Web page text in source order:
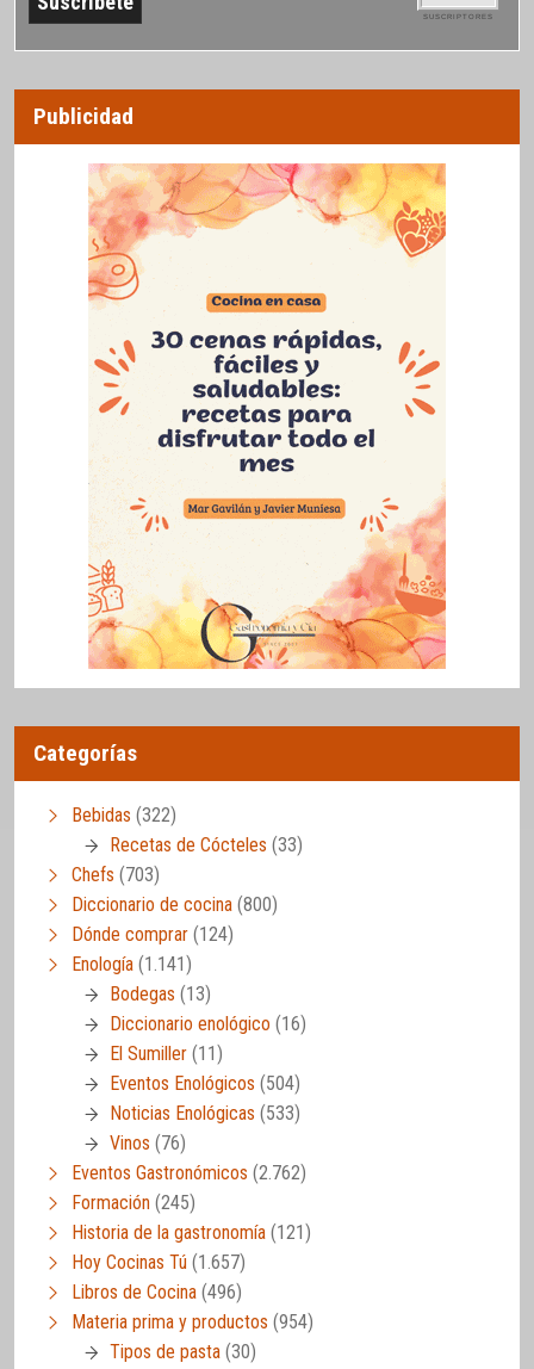
SUSCRIPTORES
Publicidad
Categorías
Bebidas (322)
Recetas de Cócteles (33)
Chefs (703)
Diccionario de cocina (800)
Dónde comprar (124)
Enología (1.141)
Bodegas (13)
Diccionario enológico (16)
El Sumiller (11)
Eventos Enológicos (504)
Noticias Enológicas (533)
Vinos (76)
Eventos Gastronómicos (2.762)
Formación (245)
Historia de la gastronomía (121)
Hoy Cocinas Tú (1.657)
Libros de Cocina (496)
Materia prima y productos (954)
Tipos de pasta (30)